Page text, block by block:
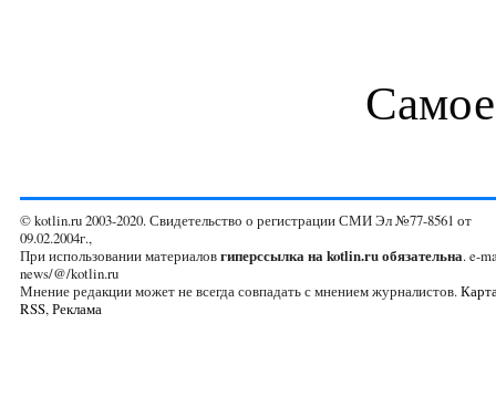
© kotlin.ru 2003-2020. Свидетельство о регистрации СМИ Эл №77-8561 от
09.02.2004г.,
При использовании материаловгиперссылка на kotlin.ru обязательна. e-
news/@/kotlin.ru
Мнение редакции может не всегда совпадать с мнением журналистов.
RSS,Реклама